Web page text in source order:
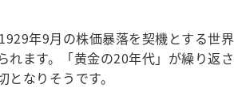
年9月の株価暴落を契機とする世
れます。「黄金の20年代」が繰り返
なりそうです。